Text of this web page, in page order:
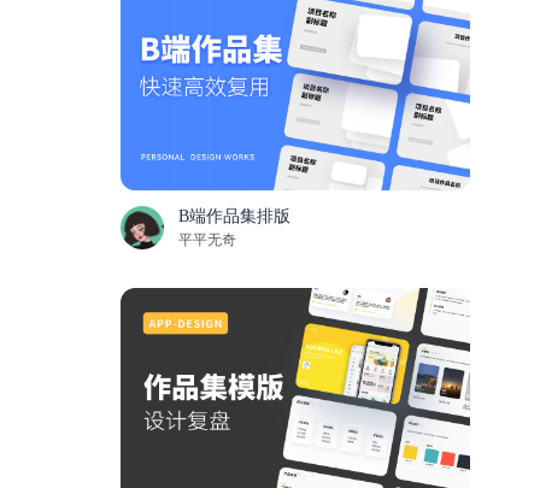
B端作品集排版
平平无奇